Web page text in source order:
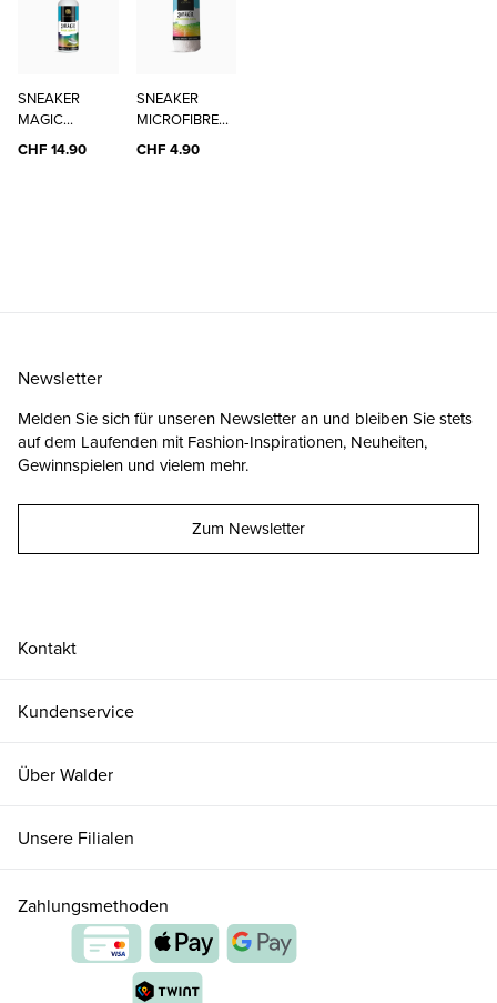
SNEAKER
MAGIC
CLEANER
CHF 14.90
SNEAKER
MICROFIBRE
CLOTH
CHF 4.90
Kontakt
Kundenservice
Über Walder
Unsere Filialen
Newsletter
Melden Sie sich für unseren Newsletter an und bleiben Sie stets
auf dem Laufenden mit Fashion-Inspirationen, Neuheiten,
Gewinnspielen und vielem mehr.
Zum Newsletter
Zahlungsmethoden